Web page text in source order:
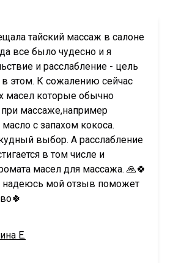
тайский массаж в салоне
все было чудесно и я
и расслабление - цель
в этом. К сожалению сейчас
масел которые обычно
массаже,например
с запахом кокоса.
выбор. А расслабление
в том числе и
масел для массажа. 🙏🍀
надеюсь мой отзыв поможет
Е.